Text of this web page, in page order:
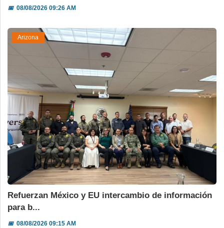
📅08/08/2026 09:26 AM
Arizona
Refuerzan México y EU intercambio de información
para b...
📅08/08/2026 09:15 AM